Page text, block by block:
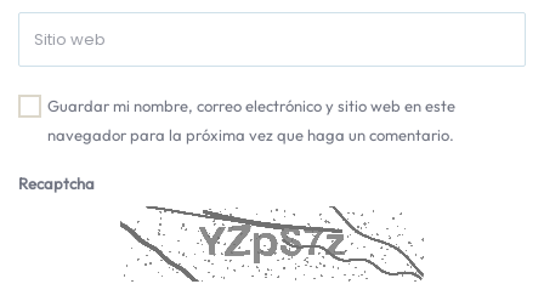
Guardar mi nombre, correo electrónico y sitio web en este
navegador para la próxima vez que haga un comentario.
Recaptcha